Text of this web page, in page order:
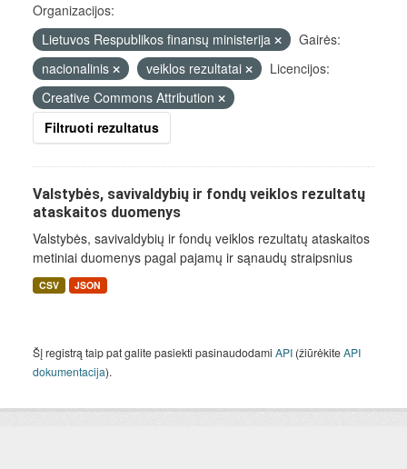
Organizacijos:
Lietuvos Respublikos finansų ministerija
Gairės:
nacionalinis
veiklos rezultatai
Licencijos:
Creative Commons Attribution
Filtruoti rezultatus
Valstybės, savivaldybių ir fondų veiklos rezultatų
ataskaitos duomenys
Valstybės, savivaldybių ir fondų veiklos rezultatų ataskaitos
metiniai duomenys pagal pajamų ir sąnaudų straipsnius
CSV JSON
Šį registrą taip pat galite pasiekti pasinaudodami API (žiūrėkiteAPI
dokumentacija).